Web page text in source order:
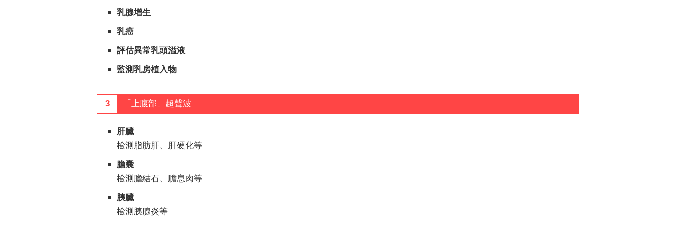
乳腺增生
乳癌
評估異常乳頭溢液
監測乳房植入物
3 「上腹部」超聲波
肝臟
檢測脂肪肝、肝硬化等
膽囊
檢測膽結石、膽息肉等
胰臟
檢測胰腺炎等